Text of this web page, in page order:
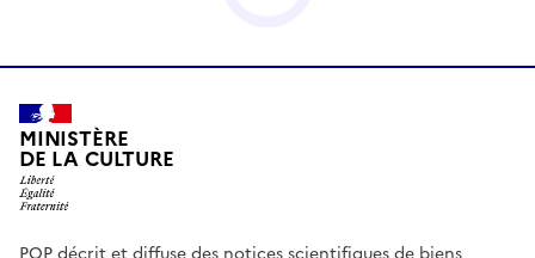
MINISTÈRE
DE LA CULTURE